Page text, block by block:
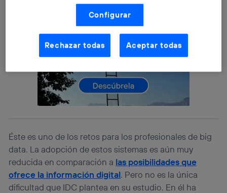
Éste es uno de los retos para los profesionales de big
data. La adopción de estos sistemas es aún muy
reducida en comparación a las posibilidades que
ofrece la información digital. Pero no es la única
dificultad que IDC plantea en su estudio. En él ha
Nosotros, Telefónica S.A., utilizamos la tecnología Utiq para
realizar nuestras acciones de marketing digital o análisis
(como se describe en este aviso de consentimiento)
basadas en tu navegación en nuestra(s) web(s)
aquí(solo cuando utilizas una conexión a
internet habilitada , proporcionada por una de las
operadoras de telefonía participantes, y otorgas tu
La tecnología Utiq está diseñada con la privacidad como
prioridad ofreciéndote elección y control.
La tecnología utiliza un identificador cifrado creado por tu
telecomunicaciones vinculada a la conexión que utilizas
(p. ej., número de teléfono móvil).
Este identificador se asigna a la conexión de internet, por
lo que cualquier persona que conecte su dispositivo y
consienta el uso de la tecnología recibirá el mismo
identificador. Típicamente:
Configurar
Rechazar todas Aceptar todas